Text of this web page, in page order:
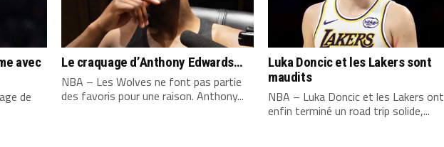
avec
de
Le craquage d’Anthony Edwards…
NBA – Les Wolves ne font pas partie
des favoris pour une raison. Anthony...
Luka Doncic et les Lakers sont
maudits
NBA – Luka Doncic et les Lakers ont
enfin terminé un road trip solide,...